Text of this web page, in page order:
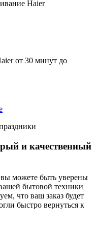
и качественный
можете быть уверены
бытовой техники
что ваш заказ будет
быстро вернуться к